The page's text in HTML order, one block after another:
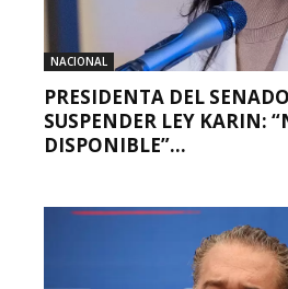
NACIONAL
PRESIDENTA DEL
SUSPENDER LEY KARIN:
DISPONIBLE”...